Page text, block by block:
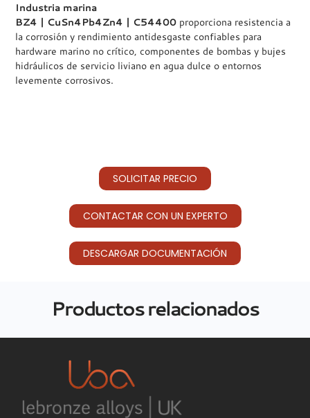
Industria marina
BZ4 | CuSn4Pb4Zn4 | C54400 proporciona resistencia a
la corrosión y rendimiento antidesgaste confiables para
hardware marino no crítico, componentes de bombas y bujes
hidráulicos de servicio liviano en agua dulce o entornos
levemente corrosivos.
SOLICITAR PRECIO
CONTACTAR CON UN EXPERTO
DESCARGAR DOCUMENTACIÓN
Productos relacionados